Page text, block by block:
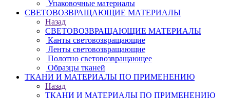
Упаковочные материалы
СВЕТОВОЗВРАЩАЮЩИЕ МАТЕРИАЛЫ
Назад
СВЕТОВОЗВРАЩАЮЩИЕ МАТЕРИАЛЫ
Канты световозвращающие
Ленты световозвращающие
Полотно световозвращающее
Образцы тканей
ТКАНИ И МАТЕРИАЛЫ ПО ПРИМЕНЕНИЮ
Назад
ТКАНИ И МАТЕРИАЛЫ ПО ПРИМЕНЕНИЮ